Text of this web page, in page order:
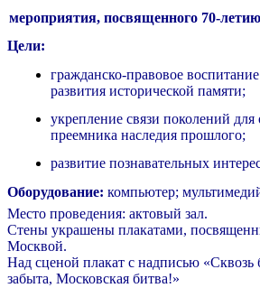
мероприятия, посвященного 70-
Цели:
гражданско-правовое
развития исторической памяти;
укрепление связи поколений для
преемника наследия прошлого;
развитие познавательных
Оборудование: компьютер;
Место проведения: актовый зал.
Стены украшены плакатами,
Москвой.
Над сценой плакат с надписью «Сквозь
забыта, Московская битва!»